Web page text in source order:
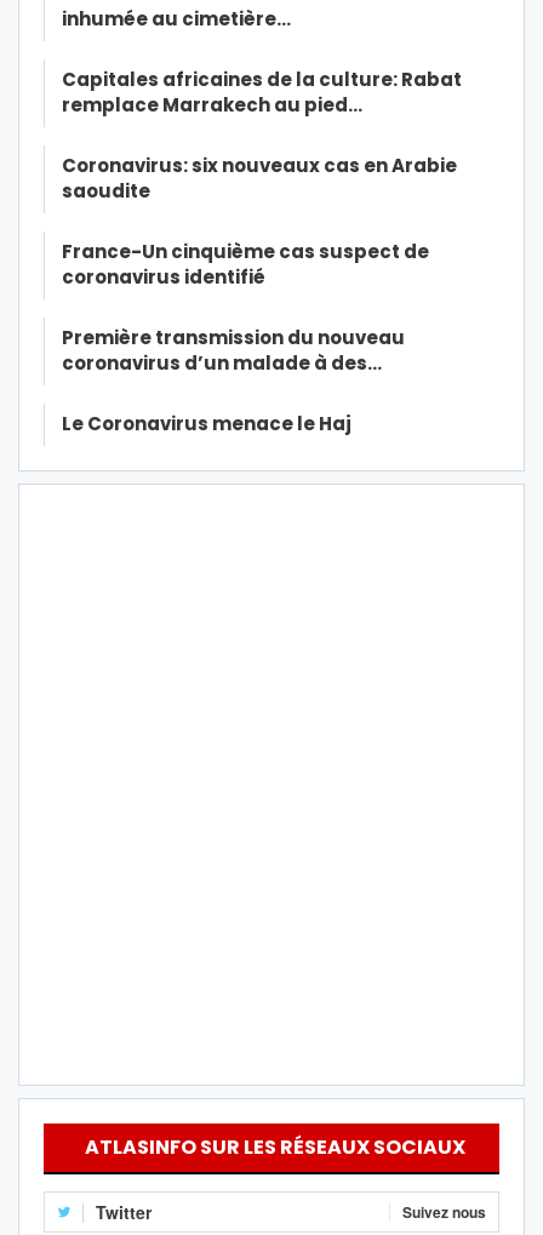
inhumée au cimetière…
Capitales africaines de la culture: Rabat
remplace Marrakech au pied…
Coronavirus: six nouveaux cas en Arabie
saoudite
France-Un cinquième cas suspect de
coronavirus identifié
Première transmission du nouveau
coronavirus d’un malade à des…
Le Coronavirus menace le Haj
ATLASINFO SUR LES RÉSEAUX SOCIAUX
Twitter Suivez nous